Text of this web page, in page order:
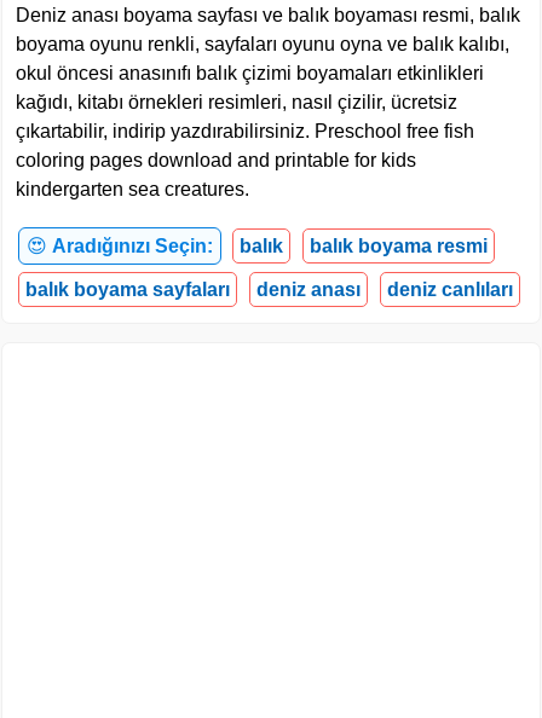
Deniz anası boyama sayfası ve balık boyaması resmi, balık
boyama oyunu renkli, sayfaları oyunu oyna ve balık kalıbı,
okul öncesi anasınıfı balık çizimi boyamaları etkinlikleri
kağıdı, kitabı örnekleri resimleri, nasıl çizilir, ücretsiz
çıkartabilir, indirip yazdırabilirsiniz. Preschool free fish
coloring pages download and printable for kids
kindergarten sea creatures.
😍 Aradığınızı Seçin: balık balık boyama resmi
balık boyama sayfaları deniz anası deniz canlıları